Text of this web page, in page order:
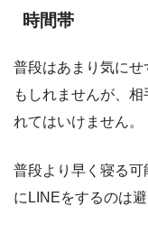
時間帯
普段はあまり気に
もしれませんが、
れてはいけません。
普段より早く寝る
にLINEをするのは避